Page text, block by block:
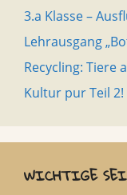
3.a Klasse –
Lehrausgang
Recycling: Tiere
Kultur pur Teil 2!
WICHTIGE